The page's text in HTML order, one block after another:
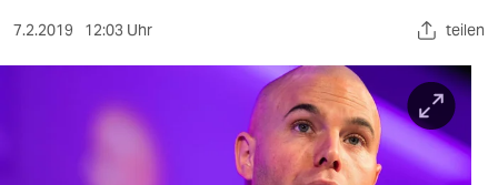
sport
7.2.2019 12:03 Uhr teilen